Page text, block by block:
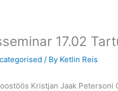
17.02
/ By Ketlin Reis
Kristjan Jaak Petersoni